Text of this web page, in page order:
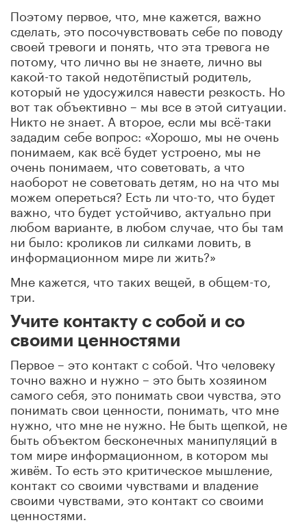
Поэтому первое, что, мне кажется, важно
сделать, это посочувствовать себе по поводу
своей тревоги и понять, что эта тревога не
потому, что лично вы не знаете, лично вы
какой-то такой недотёпистый родитель,
который не удосужился навести резкость. Но
вот так объективно – мы все в этой ситуации.
Никто не знает. А второе, если мы всё-таки
зададим себе вопрос: «Хорошо, мы не очень
понимаем, как всё будет устроено, мы не
очень понимаем, что советовать, а что
наоборот не советовать детям, но на что мы
можем опереться? Есть ли что-то, что будет
важно, что будет устойчиво, актуально при
любом варианте, в любом случае, что бы там
ни было: кроликов ли силками ловить, в
информационном мире ли жить?»
Мне кажется, что таких вещей, в общем-то,
три.
Учите контакту с собой и со
своими ценностями
Первое – это контакт с собой. Что человеку
точно важно и нужно – это быть хозяином
самого себя, это понимать свои чувства, это
понимать свои ценности, понимать, что мне
нужно, что мне не нужно. Не быть щепкой, не
быть объектом бесконечных манипуляций в
том мире информационном, в котором мы
живём. То есть это критическое мышление,
контакт со своими чувствами и владение
своими чувствами, это контакт со своими
ценностями.